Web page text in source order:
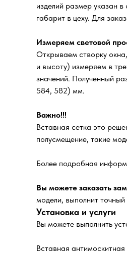
изделий размер указан
габарит в цеху. Для
Измеряем световой
Открываем створку
и высоту) измеряем в
значений. Полученный
584, 582) мм.
Важно!!!
Вставная сетка это
полусмещение, такие
Более подробная
Вы можете заказать
модели, выполнит
Установка и услуги
Вы можете выполнить
Вставная